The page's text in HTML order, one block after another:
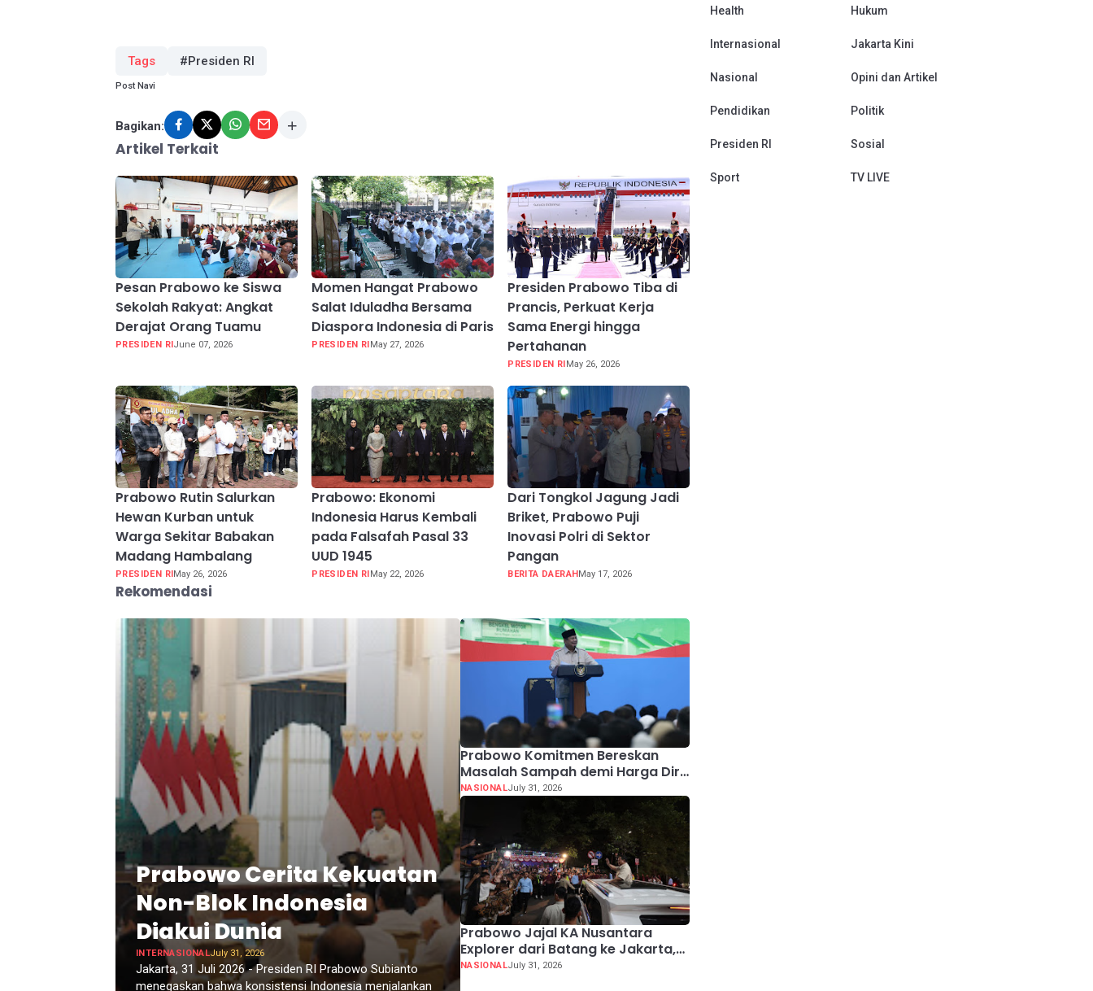
Tags #Presiden RI
Post Navi
Bagikan:
Artikel Terkait
Pesan Prabowo ke Siswa
Sekolah Rakyat: Angkat
Derajat Orang Tuamu
PRESIDEN RI June 07, 2026
Momen Hangat Prabowo
Salat Iduladha Bersama
Diaspora Indonesia di Paris
PRESIDEN RI May 27, 2026
Presiden Prabowo Tiba di
Prancis, Perkuat Kerja
Sama Energi hingga
Pertahanan
PRESIDEN RI May 26, 2026
Prabowo Rutin Salurkan
Hewan Kurban untuk
Warga Sekitar Babakan
Madang Hambalang
PRESIDEN RI May 26, 2026
Prabowo: Ekonomi
Indonesia Harus Kembali
pada Falsafah Pasal 33
UUD 1945
PRESIDEN RI May 22, 2026
Dari Tongkol Jagung Jadi
Briket, Prabowo Puji
Inovasi Polri di Sektor
Pangan
BERITA DAERAH May 17, 2026
Rekomendasi
Prabowo Cerita Kekuatan
Non-Blok Indonesia
Diakui Dunia
INTERNASIONALJuly 31, 2026
Jakarta, 31 Juli 2026 - Presiden RI Prabowo Subianto
menegaskan bahwa konsistensi Indonesia menjalankan
Prabowo Komitmen Bereskan
Masalah Sampah demi Harga Diri
Bangsa
NASIONALJuly 31, 2026
Prabowo Jajal KA Nusantara
Explorer dari Batang ke Jakarta,
Sapa Hangat Warga
NASIONALJuly 31, 2026
Health Hukum
Internasional Jakarta Kini
Nasional Opini dan Artikel
Pendidikan Politik
Presiden RI Sosial
Sport TV LIVE